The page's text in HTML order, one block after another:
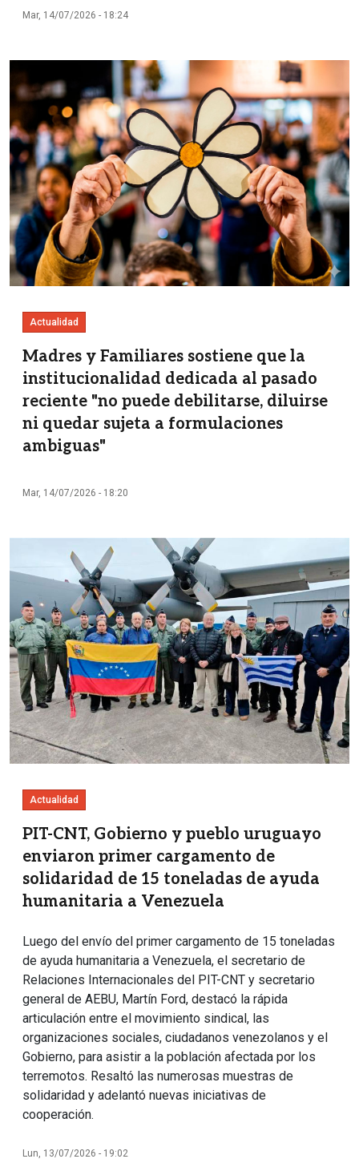
Mar, 14/07/2026 - 18:24
Actualidad
Madres y Familiares sostiene que la
institucionalidad dedicada al pasado
reciente "no puede debilitarse, diluirse
ni quedar sujeta a formulaciones
ambiguas"
Mar, 14/07/2026 - 18:20
Actualidad
PIT-CNT, Gobierno y pueblo uruguayo
enviaron primer cargamento de
solidaridad de 15 toneladas de ayuda
humanitaria a Venezuela
Luego del envío del primer cargamento de 15 toneladas
de ayuda humanitaria a Venezuela, el secretario de
Relaciones Internacionales del PIT-CNT y secretario
general de AEBU, Martín Ford, destacó la rápida
articulación entre el movimiento sindical, las
organizaciones sociales, ciudadanos venezolanos y el
Gobierno, para asistir a la población afectada por los
terremotos. Resaltó las numerosas muestras de
solidaridad y adelantó nuevas iniciativas de
cooperación.
Lun, 13/07/2026 - 19:02